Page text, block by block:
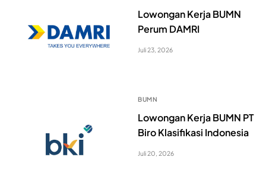
Lowongan Kerja BUMN
Perum DAMRI
Juli 23, 2026
BUMN
Lowongan Kerja BUMN PT
Biro Klasifikasi Indonesia
Juli 20, 2026